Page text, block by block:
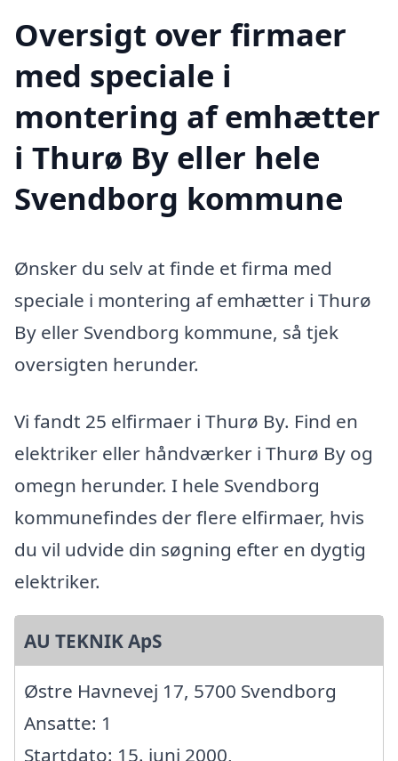
Oversigt over firmaer
med speciale i
montering af emhætter
i Thurø By eller hele
Svendborg kommune
Ønsker du selv at finde et firma med
speciale i montering af emhætter i Thurø
By eller Svendborg kommune, så tjek
oversigten herunder.
Vi fandt 25 elfirmaer i Thurø By. Find en
elektriker eller håndværker i Thurø By og
omegn herunder. I hele Svendborg
kommunefindes der flere elfirmaer, hvis
du vil udvide din søgning efter en dygtig
elektriker.
AU TEKNIK ApS
Østre Havnevej 17, 5700 Svendborg
Ansatte: 1
Startdato: 15. juni 2000,